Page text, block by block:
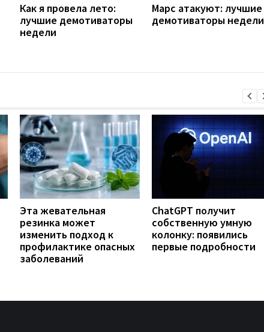
Как я провела лето:
лучшие демотиваторы
недели
Марс атакуют: лучшие
демотиваторы недели
Эта жевательная
резинка может
изменить подход к
профилактике опасных
заболеваний
ChatGPT получит
собственную умную
колонку: появились
первые подробности